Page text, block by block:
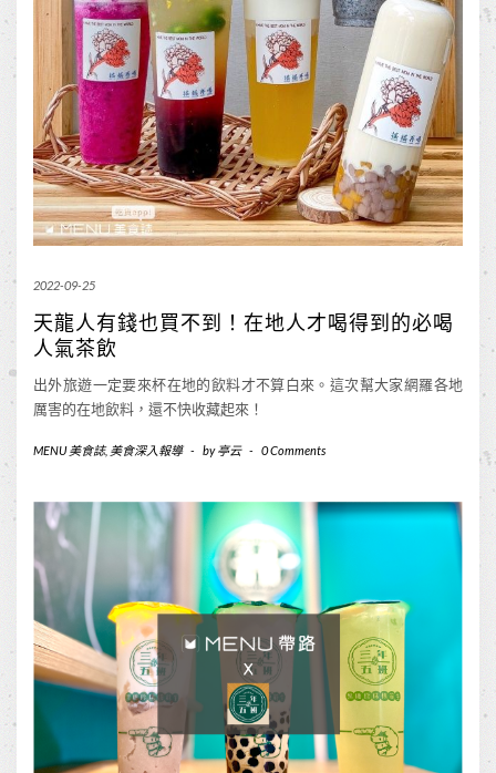
2022-09-25
天龍人有錢也買不到！在地人才喝得到的必喝
人氣茶飲
出外旅遊一定要來杯在地的飲料才不算白來。這次幫大家網羅各地
厲害的在地飲料，還不快收藏起來！
MENU 美食誌, 美食深入報導 - by亭云 - 0 Comments